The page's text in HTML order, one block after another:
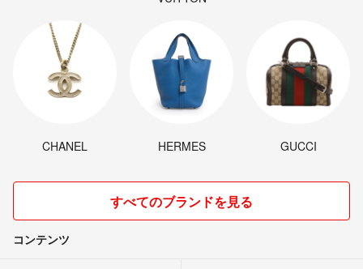
CHANEL HERMES GUCCI
すべてのブランドを見る
コンテンツ